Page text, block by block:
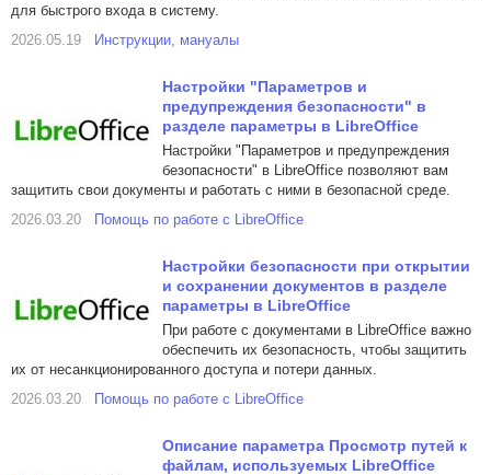
для быстрого входа в систему.
2026.05.19
Инструкции, мануалы
Настройки "Параметров и
предупреждения безопасности" в
разделе параметры в LibreOffice
Настройки "Параметров и предупреждения
безопасности" в LibreOffice позволяют вам
защитить свои документы и работать с ними в безопасной среде.
2026.03.20
Помощь по работе с LibreOffice
Настройки безопасности при открытии
и сохранении документов в разделе
параметры в LibreOffice
При работе с документами в LibreOffice важно
обеспечить их безопасность, чтобы защитить
их от несанкционированного доступа и потери данных.
2026.03.20
Помощь по работе с LibreOffice
Описание параметра Просмотр путей к
файлам, используемых LibreOffice